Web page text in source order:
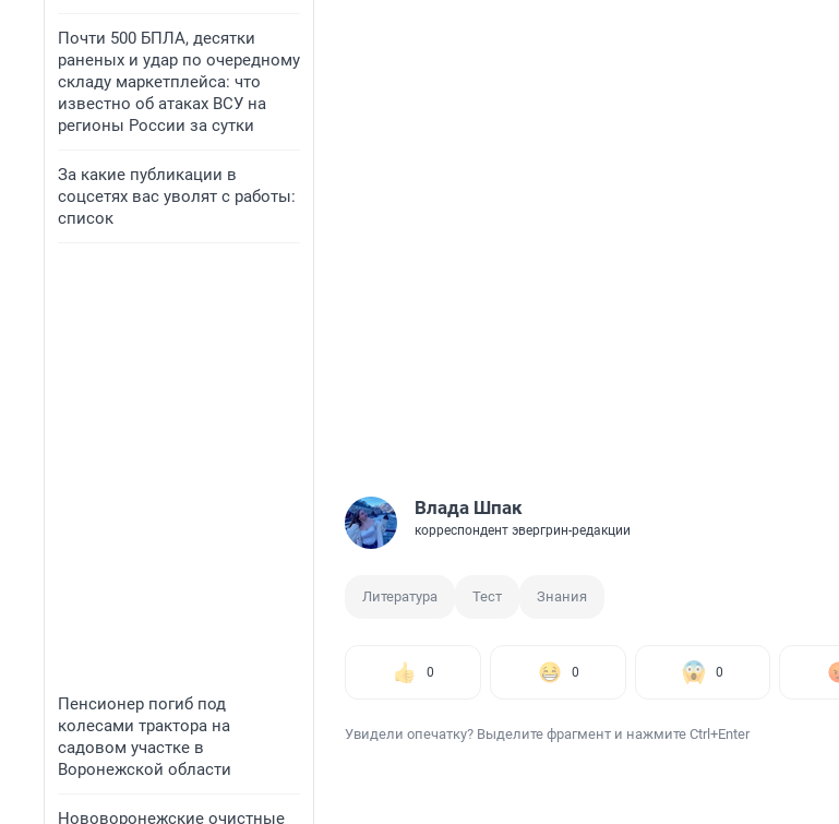
Почти 500 БПЛА, десятки
раненых и удар по очередному
складу маркетплейса: что
известно об атаках ВСУ на
регионы России за сутки
За какие публикации в
соцсетях вас уволят с работы:
список
Пенсионер погиб под
колесами трактора на
садовом участке в
Воронежской области
Нововоронежские очистные
Влада Шпак
корреспондент эвергрин-редакции
Литература Тест Знания
0 0 0
Увидели опечатку? Выделите фрагмент и нажмите Ctrl+Enter